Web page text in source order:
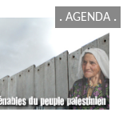
. AGENDA .